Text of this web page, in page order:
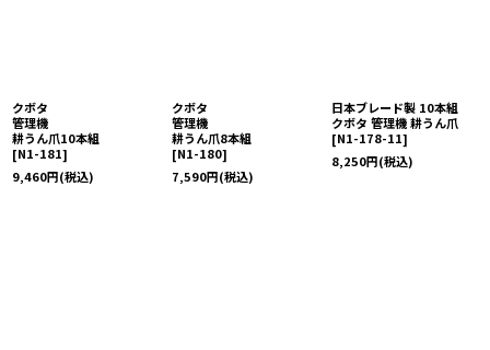
クボタ
管理機
耕うん爪10本組
[N1-181]
9,460円(税込)
クボタ
管理機
耕うん爪8本組
[N1-180]
7,590円(税込)
日本ブレード製 10本組
クボタ 管理機 耕うん爪
[N1-178-11]
8,250円(税込)